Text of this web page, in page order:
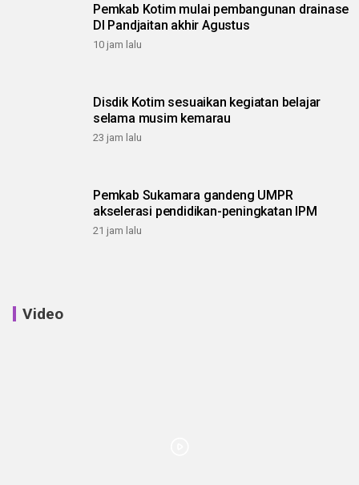
Pemkab Kotim mulai pembangunan drainase
DI Pandjaitan akhir Agustus
10 jam lalu
Disdik Kotim sesuaikan kegiatan belajar
selama musim kemarau
23 jam lalu
Pemkab Sukamara gandeng UMPR
akselerasi pendidikan-peningkatan IPM
21 jam lalu
Video